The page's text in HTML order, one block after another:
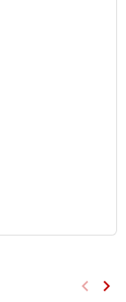
keyboard_arrow_left keyboard_arrow_right